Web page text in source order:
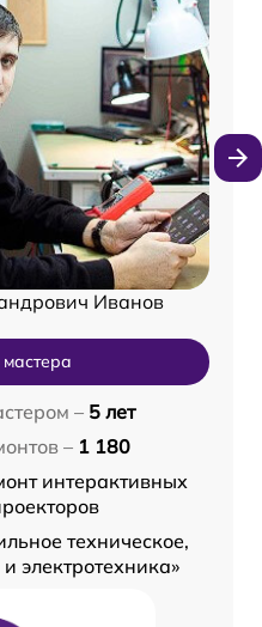
Иванов
– 5 лет
– 1 180
интерактивных
техническое,
электротехника»